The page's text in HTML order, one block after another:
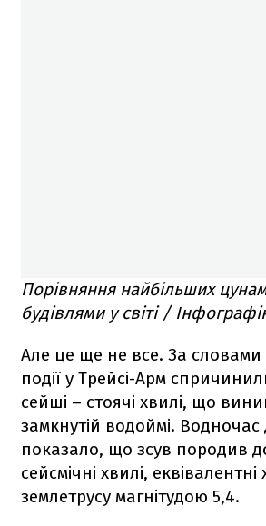
Порівняння найбільших
будівлями у світі /
Але це ще не все. За словами
події у Трейсі-Арм
сейші – стоячі хвилі, що
замкнутій водоймі. Водночас
показало, що зсув породив
сейсмічні хвилі,
землетрусу магнітудою 5,4.